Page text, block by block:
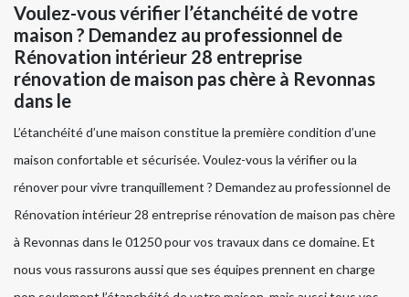
Voulez-vous vérifier l’étanchéité de votre
maison ? Demandez au professionnel de
Rénovation intérieur 28 entreprise
rénovation de maison pas chère à Revonnas
dans le
L’étanchéité d’une maison constitue la première condition d’une
maison confortable et sécurisée. Voulez-vous la vérifier ou la
rénover pour vivre tranquillement ? Demandez au professionnel de
Rénovation intérieur 28 entreprise rénovation de maison pas chère
à Revonnas dans le 01250 pour vos travaux dans ce domaine. Et
nous vous rassurons aussi que ses équipes prennent en charge